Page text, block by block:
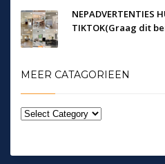
NEPADVERTENTIES
TIKTOK(Graag dit
MEER CATAGORIEEN